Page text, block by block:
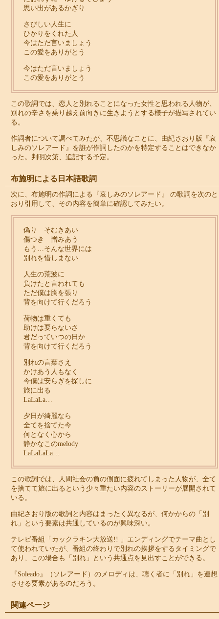
思い出があるかぎり
さびしい人生に
ひかりをくれた人
今はただ言いましょう
この愛をありがとう
今はただ言いましょう
この愛をありがとう
この歌詞では、恋人と別れることになった女性と思われる人物が、
別れの辛さを乗り越え前向きに生きようとする様子が描写されてい
る。
作詞者について調べてみたが、不思議なことに、由紀さおり版『哀
しみのソレアード』を誰が作詞したのかを特定することはできなか
った。判明次第、追記する予定。
布施明による日本語歌詞
次に、布施明の作詞による『哀しみのソレアード』 の歌詞を次のと
おり引用して、その内容を簡単に確認してみたい。
偽り そむきあい
傷つき 憎みあう
もう…そんな世界には
別れを惜しまない
人生の荒波に
負けたと言われても
ただ僕は胸を張り
背を向けて行くだろう
荷物は重くても
助けは要らないさ
君だっていつの日か
背を向けて行くだろう
別れの言葉さえ
かけあう人もなく
今僕は安らぎを探しに
旅に出る
LaLaLa…
夕日が綺麗なら
全てを捨てた今
何となく心から
静かなこのmelody
LaLaLaLa…
この歌詞では、人間社会の負の側面に疲れてしまった人物が、全て
を捨てて旅に出るという少々重たい内容のストーリーが展開されて
いる。
由紀さおり版の歌詞と内容はまったく異なるが、何かからの「別
れ」という要素は共通しているのが興味深い。
テレビ番組「カックラキン大放送!! 」エンディングでテーマ曲とし
て使われていたが、番組の終わりで別れの挨拶をするタイミングで
あり、この場合も「別れ」という共通点を見出すことができる。
『Soleado』（ソレアード）のメロディは、聴く者に「別れ」を連想
させる要素があるのだろう。
関連ページ